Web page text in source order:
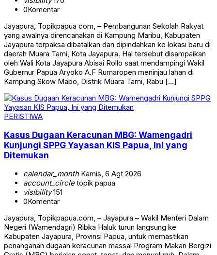
0Komentar
Jayapura, Topikpapua com, – Pembangunan Sekolah Rakyat
yang awalnya direncanakan di Kampung Maribu, Kabupaten
Jayapura terpaksa dibatalkan dan dipindahkan ke lokasi baru di
daerah Muara Tami, Kota Jayapura. Hal tersebut disampaikan
oleh Wali Kota Jayapura Abisai Rollo saat mendampingi Wakil
Gubernur Papua Aryoko A.F Rumaropen meninjau lahan di
Kampung Skow Mabo, Distrik Muara Tami, Rabu […]
PERISTIWA
Kasus Dugaan Keracunan MBG: Wamengadri
Kunjungi SPPG Yayasan KIS Papua, Ini yang
Ditemukan
calendar_monthKamis, 6 Agt 2026
account_circletopik papua
visibility151
0Komentar
Jayapura, Topikpapua.com, – Jayapura – Wakil Menteri Dalam
Negeri (Wamendagri) Ribka Haluk turun langsung ke
Kabupaten Jayapura, Provinsi Papua, untuk memastikan
penanganan dugaan keracunan massal Program Makan Bergizi